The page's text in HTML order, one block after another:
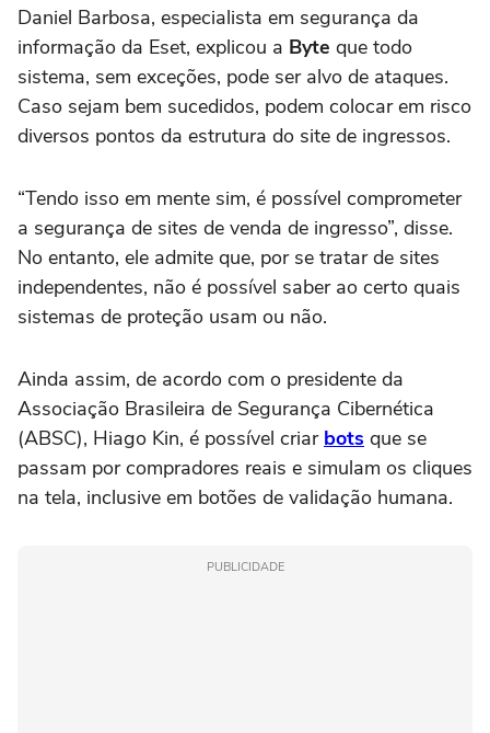
Daniel Barbosa, especialista em segurança da
informação da Eset, explicou a Byte que todo
sistema, sem exceções, pode ser alvo de ataques.
Caso sejam bem sucedidos, podem colocar em risco
diversos pontos da estrutura do site de ingressos.
“Tendo isso em mente sim, é possível comprometer
a segurança de sites de venda de ingresso”, disse.
No entanto, ele admite que, por se tratar de sites
independentes, não é possível saber ao certo quais
sistemas de proteção usam ou não.
Ainda assim, de acordo com o presidente da
Associação Brasileira de Segurança Cibernética
(ABSC), Hiago Kin, é possível criar bots que se
passam por compradores reais e simulam os cliques
na tela, inclusive em botões de validação humana.
PUBLICIDADE